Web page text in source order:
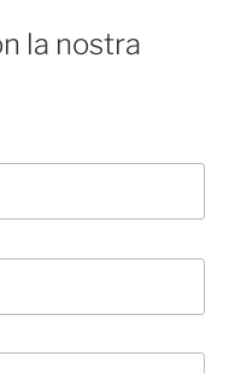
la nostra